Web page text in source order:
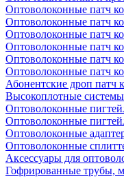
Оптоволоконные патч
Оптоволоконные патч
Оптоволоконные патч
Оптоволоконные патч
Оптоволоконные патч
Оптоволоконные патч
Абонентские дроп патч
Высокоплотные
Оптоволоконные
Оптоволоконные
Оптоволоконные
Оптоволоконные
Аксессуары для
Гофрированные трубы,